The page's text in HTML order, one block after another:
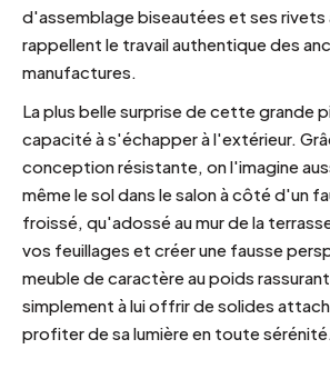
d'assemblage biseautées et ses rivets
rappellent le travail authentique des
manufactures.
La plus belle surprise de cette grande
capacité à s'échapper à l'extérieur.
conception résistante, on l'imagine
même le sol dans le salon à côté d'un
froissé, qu'adossé au mur de la
vos feuillages et créer une fausse
meuble de caractère au poids
simplement à lui offrir de solides
profiter de sa lumière en toute sérénité.